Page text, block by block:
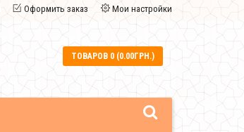
Оформить заказ Мои настройки
ТОВАРОВ 0 (0.00ГРН.)